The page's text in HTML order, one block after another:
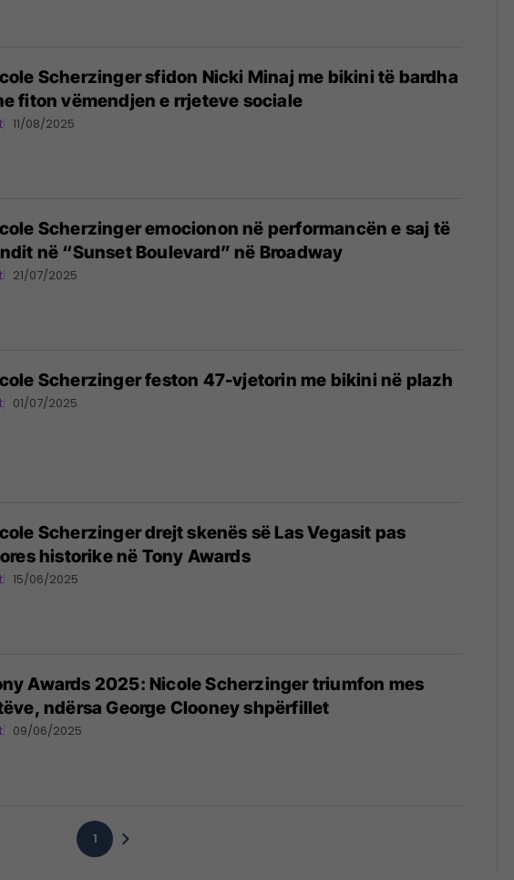
Scherzinger sfidon Nicki Minaj me bikini të bardha
fiton vëmendjen e rrjeteve sociale
11/08/2025
Scherzinger emocionon në performancën e saj të
në “Sunset Boulevard” në Broadway
21/07/2025
Scherzinger feston 47-vjetorin me bikini në plazh
01/07/2025
Scherzinger drejt skenës së Las Vegasit pas
historike në Tony Awards
15/06/2025
Awards 2025: Nicole Scherzinger triumfon mes
ndërsa George Clooney shpërfillet
09/06/2025
1